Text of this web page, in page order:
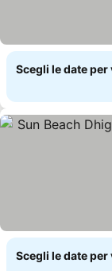
Scegli le date
Scegli le date